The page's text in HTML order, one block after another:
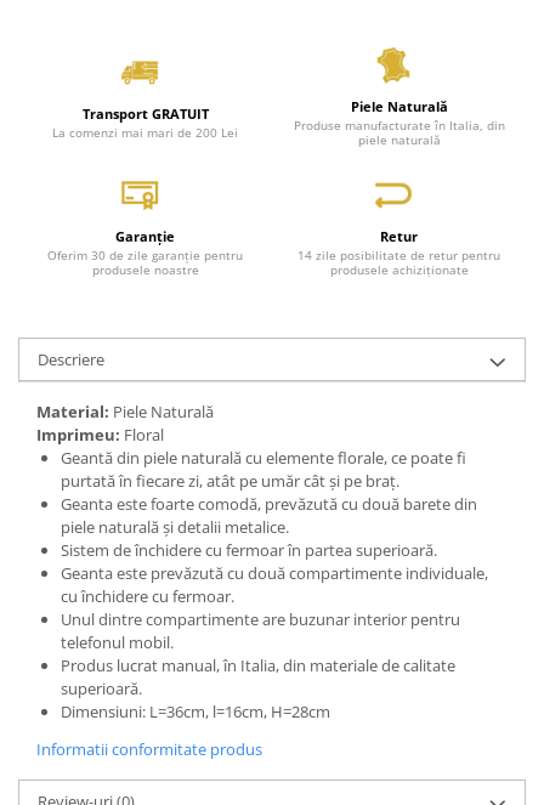
Transport GRATUIT
La comenzi mai mari de 200 Lei
Piele Naturală
Produse manufacturate în Italia, din
piele naturală
Garanție
Oferim 30 de zile garanție pentru
produsele noastre
Retur
14 zile posibilitate de retur pentru
produsele achiziționate
Descriere
Material: Piele Naturală
Imprimeu: Floral
Geantă din piele naturală cu elemente florale, ce poate fi
purtată în fiecare zi, atât pe umăr cât și pe braț.
Geanta este foarte comodă, prevăzută cu două barete din
piele naturală și detalii metalice.
Sistem de închidere cu fermoar în partea superioară.
Geanta este prevăzută cu două compartimente individuale,
cu închidere cu fermoar.
Unul dintre compartimente are buzunar interior pentru
telefonul mobil.
Produs lucrat manual, în Italia, din materiale de calitate
superioară.
Dimensiuni: L=36cm, l=16cm, H=28cm
Informatii conformitate produs